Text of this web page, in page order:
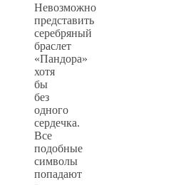
Невозможно
представить
серебряный
браслет
«Пандора»
хотя
бы
без
одного
сердечка.
Все
подобные
символы
попадают